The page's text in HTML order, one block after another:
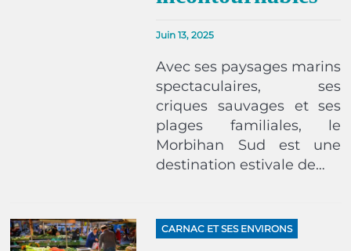
Juin 13, 2025
Avec ses paysages marins
spectaculaires, ses
criques sauvages et ses
plages familiales, le
Morbihan Sud est une
destination estivale de…
CARNAC ET SES ENVIRONS